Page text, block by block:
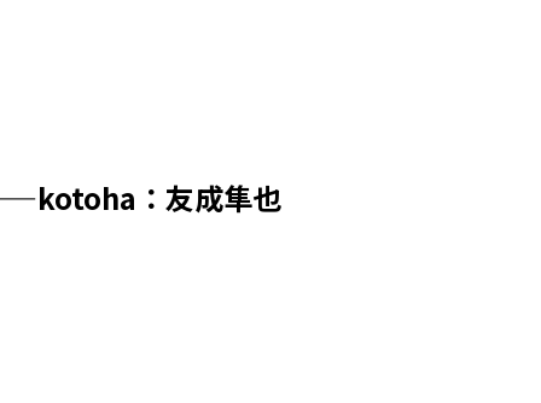
：友成隼也